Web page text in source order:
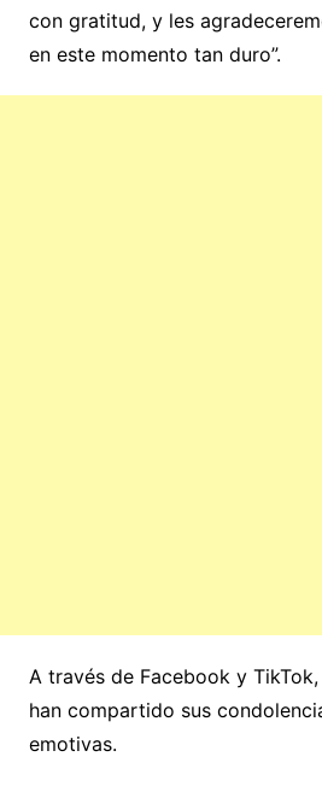
con gratitud, y les
en este momento tan duro”.
A través de Facebook y
han compartido sus
emotivas.